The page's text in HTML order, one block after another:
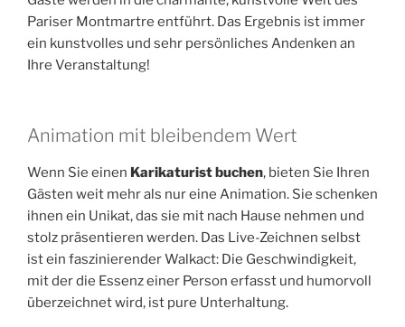
Pariser Montmartre entführt. Das Ergebnis ist immer
ein kunstvolles und sehr persönliches Andenken an
Ihre Veranstaltung!
Animation mit bleibendem Wert
Wenn Sie einen Karikaturist buchen, bieten Sie Ihren
Gästen weit mehr als nur eine Animation. Sie schenken
ihnen ein Unikat, das sie mit nach Hause nehmen und
stolz präsentieren werden. Das Live-Zeichnen selbst
ist ein faszinierender Walkact: Die Geschwindigkeit,
mit der die Essenz einer Person erfasst und humorvoll
überzeichnet wird, ist pure Unterhaltung.